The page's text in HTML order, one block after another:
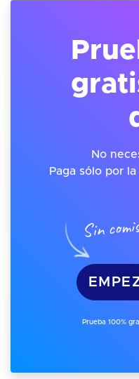
No
Paga sólo por
Sin
Prueba 100%